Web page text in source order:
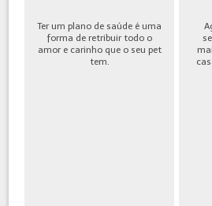
Ter um plano de saúde é uma
forma de retribuir todo o
amor e carinho que o seu pet
tem.